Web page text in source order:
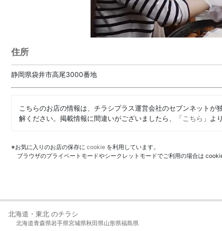
住所
静岡県袋井市高尾3000番地
こちらのお店の情報は、チラシプラス運営会社のセブンネット
解ください。掲載情報に間違いがございましたら、「こちら 」よ
※お気に入りのお店の保存に cookie を利用しています。
ブラウザのプライベートモードやシークレットモードでご利用の場合は
北海道・東北 のチラシ
北海道青森県岩手県宮城県秋田県山形県福島県